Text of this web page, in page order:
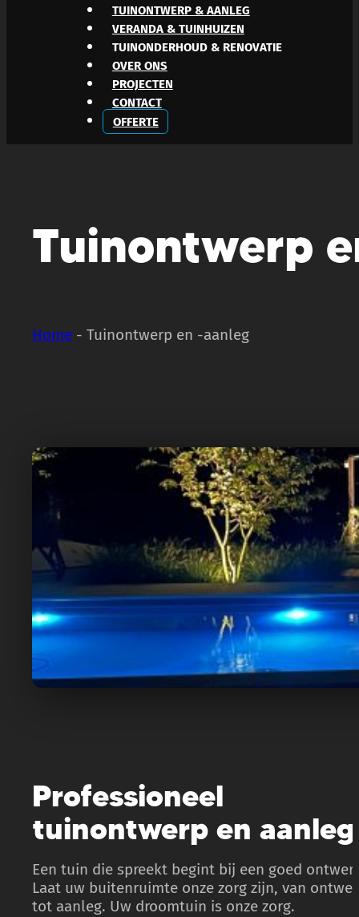
TUINONTWERP & AANLEG
VERANDA & TUINHUIZEN
TUINONDERHOUD & RENOVATIE
OVER ONS
PROJECTEN
CONTACT
OFFERTE
Tuinontwerp
Home - Tuinontwerp en -aanleg
Professioneel
tuinontwerp en aanleg
Een tuin die spreekt begint bij een goed
Laat uw buitenruimte onze zorg zijn, van
tot aanleg. Uw droomtuin is onze zorg.